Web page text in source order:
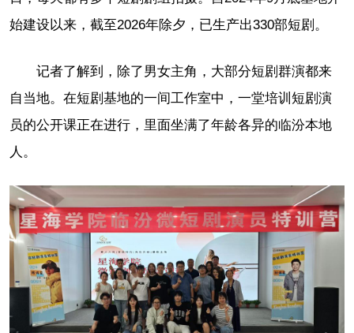
始建设以来，截至2026年除夕，已生产出330部短剧。
记者了解到，除了男女主角，大部分短剧群演都来
自当地。在短剧基地的一间工作室中，一堂培训短剧演
员的公开课正在进行，里面坐满了年龄各异的临汾本地
人。